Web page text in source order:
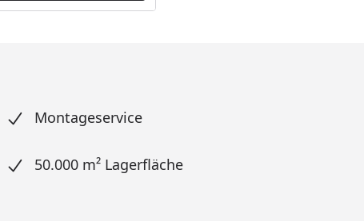
Montageservice
50.000 m² Lagerfläche